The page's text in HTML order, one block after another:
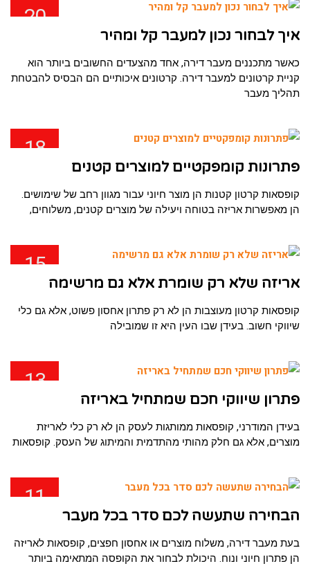
20
איך לבחור נכון למעבר קל ומהיר
כאשר מתכננים מעבר דירה, אחד מהצעדים החשובים ביותר הוא
קניית קרטונים למעבר דירה. קרטונים איכותיים הם הבסיס להבטחת
תהליך מעבר
18
פתרונות קומפקטיים למוצרים קטנים
קופסאות קרטון קטנות הן מוצר חיוני עבור מגוון רחב של שימושים.
הן מאפשרות אריזה בטוחה ויעילה של מוצרים קטנים, משלוחים,
15
אריזה שלא רק שומרת אלא גם מרשימה
קופסאות קרטון מעוצבות הן לא רק פתרון אחסון פשוט, אלא גם כלי
שיווקי חשוב. בעידן שבו העין היא זו שמובילה
13
פתרון שיווקי חכם שמתחיל באריזה
בעידן המודרני, קופסאות ממותגות לעסק הן לא רק כלי לאריזת
מוצרים, אלא גם חלק מהותי מהתדמית והמיתוג של העסק. קופסאות
11
הבחירה שתעשה לכם סדר בכל מעבר
בעת מעבר דירה, משלוח מוצרים או אחסון חפצים, קופסאות לאריזה
הן פתרון חיוני ונוח. היכולת לבחור את הקופסה המתאימה ביותר